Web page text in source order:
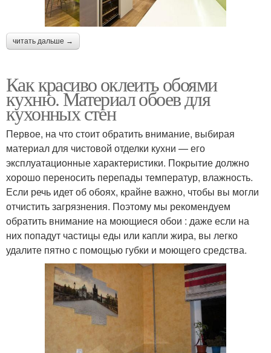
читать дальше →
Как красиво оклеить обоями
кухню. Материал обоев для
кухонных стен
Первое, на что стоит обратить внимание, выбирая
материал для чистовой отделки кухни — его
эксплуатационные характеристики. Покрытие должно
хорошо переносить перепады температур, влажность.
Если речь идет об обоях, крайне важно, чтобы вы могли
отчистить загрязнения. Поэтому мы рекомендуем
обратить внимание на моющиеся обои : даже если на
них попадут частицы еды или капли жира, вы легко
удалите пятно с помощью губки и моющего средства.